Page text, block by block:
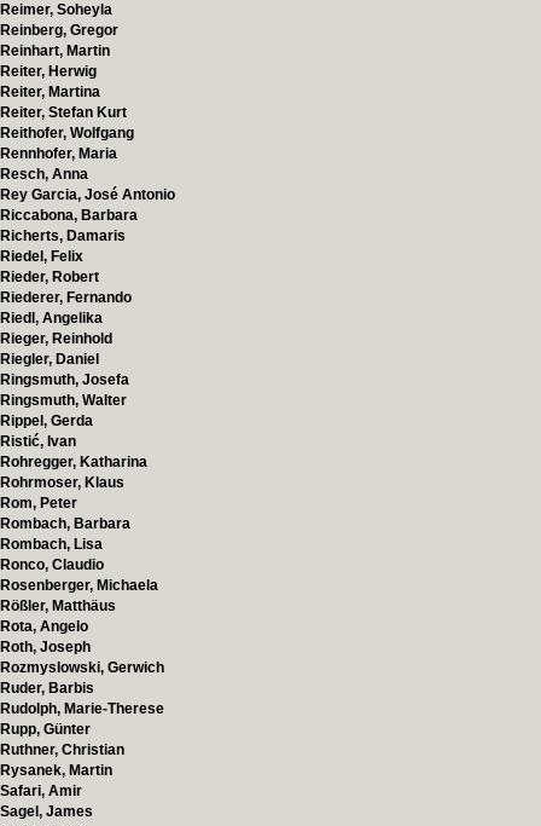
Reimer, Soheyla
Reinberg, Gregor
Reinhart, Martin
Reiter, Herwig
Reiter, Martina
Reiter, Stefan Kurt
Reithofer, Wolfgang
Rennhofer, Maria
Resch, Anna
Rey Garcia, José Antonio
Riccabona, Barbara
Richerts, Damaris
Riedel, Felix
Rieder, Robert
Riederer, Fernando
Riedl, Angelika
Rieger, Reinhold
Riegler, Daniel
Ringsmuth, Josefa
Ringsmuth, Walter
Rippel, Gerda
Ristić, Ivan
Rohregger, Katharina
Rohrmoser, Klaus
Rom, Peter
Rombach, Barbara
Rombach, Lisa
Ronco, Claudio
Rosenberger, Michaela
Rößler, Matthäus
Rota, Angelo
Roth, Joseph
Rozmyslowski, Gerwich
Ruder, Barbis
Rudolph, Marie-Therese
Rupp, Günter
Ruthner, Christian
Rysanek, Martin
Safari, Amir
Sagel, James